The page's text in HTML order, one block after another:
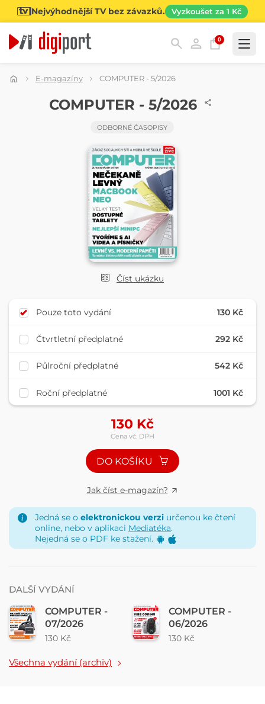
Nejvýhodnější TV bez závazků. Vyzkoušet za 1 Kč
0
Kategorie
E-magazíny COMPUTER - 5/2026
Číst ukázku
COMPUTER - 5/2026
ODBORNÉ ČASOPISY
Pouze toto vydání 130 Kč
Čtvrtletní předplatné 292 Kč
Půlroční předplatné 542 Kč
Roční předplatné 1001 Kč
130 Kč
Cena vč. DPH
DO KOŠÍKU
Jak číst e-magazín?
Jedná se o elektronickou verzi určenou ke čtení
online, nebo v aplikaci Mediatéka.
Nejedná se o PDF ke stažení.
DALŠÍ VYDÁNÍ
COMPUTER -
07/2026
130 Kč
COMPUTER -
06/2026
130 Kč
Všechna vydání (archiv)